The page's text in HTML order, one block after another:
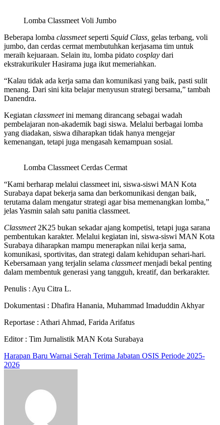
Lomba Classmeet Voli Jumbo
Beberapa lomba classmeetseperti Squid Class, gelas terbang, voli
jumbo, dan cerdas cermat membutuhkan kerjasama tim untuk
meraih kejuaraan. Selain itu, lomba pidato cosplay dari
ekstrakurikuler Hasirama juga ikut memeriahkan.
“Kalau tidak ada kerja sama dan komunikasi yang baik, pasti sulit
menang. Dari sini kita belajar menyusun strategi bersama,” tambah
Danendra.
Kegiatan classmeetini memang dirancang sebagai wadah
pembelajaran non-akademik bagi siswa. Melalui berbagai lomba
yang diadakan, siswa diharapkan tidak hanya mengejar
kemenangan, tetapi juga mengasah kemampuan sosial.
Lomba Classmeet Cerdas Cermat
“Kami berharap melalui classmeet ini, siswa-siswi MAN Kota
Surabaya dapat bekerja sama dan berkomunikasi dengan baik,
terutama dalam mengatur strategi agar bisa memenangkan lomba,”
jelas Yasmin salah satu panitia classmeet.
Classmeet2K25 bukan sekadar ajang kompetisi, tetapi juga sarana
pembentukan karakter. Melalui kegiatan ini, siswa-siswi MAN Kota
Surabaya diharapkan mampu menerapkan nilai kerja sama,
komunikasi, sportivitas, dan strategi dalam kehidupan sehari-hari.
Kebersamaan yang terjalin selama classmeetmenjadi bekal penting
dalam membentuk generasi yang tangguh, kreatif, dan berkarakter.
Penulis : Ayu Citra L.
Dokumentasi : Dhafira Hanania, Muhammad Imaduddin Akhyar
Reportase : Athari Ahmad, Farida Arifatus
Editor : Tim Jurnalistik MAN Kota Surabaya
Navigasi
pos
Harapan Baru Warnai Serah Terima Jabatan OSIS Periode 2025-
2026